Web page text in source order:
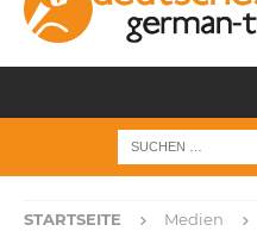
STARTSEITE Medien